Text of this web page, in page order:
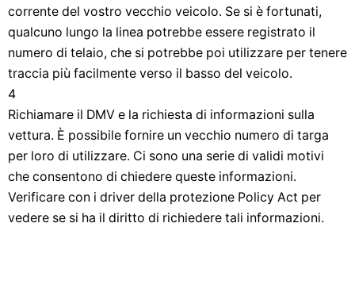
corrente del vostro vecchio veicolo. Se si è fortunati,
qualcuno lungo la linea potrebbe essere registrato il
numero di telaio, che si potrebbe poi utilizzare per tenere
traccia più facilmente verso il basso del veicolo.
4
Richiamare il DMV e la richiesta di informazioni sulla
vettura. È possibile fornire un vecchio numero di targa
per loro di utilizzare. Ci sono una serie di validi motivi
che consentono di chiedere queste informazioni.
Verificare con i driver della protezione Policy Act per
vedere se si ha il diritto di richiedere tali informazioni.